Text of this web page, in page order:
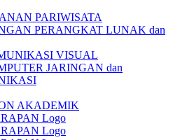
PARIWISATA
PERANGKAT LUNAK dan
VISUAL
JARINGAN dan
AKADEMIK